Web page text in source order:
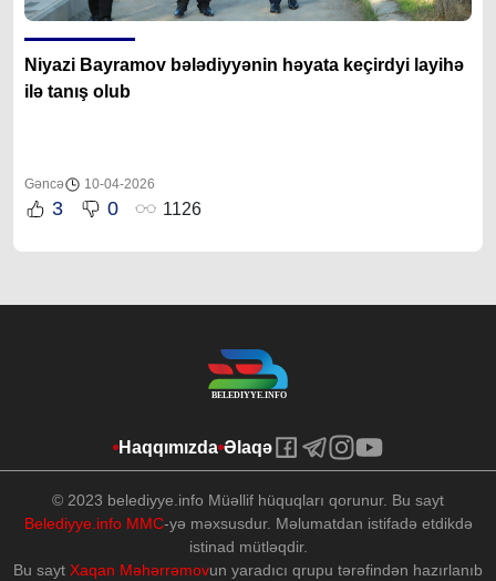
Niyazi Bayramov bələdiyyənin həyata keçirdyi layihə
ilə tanış olub
Gəncə 10-04-2026
3 0 1126
Haqqımızda Əlaqə
© 2023 belediyye.info Müəllif hüquqları qorunur. Bu sayt
Belediyye.info MMC-yə məxsusdur. Məlumatdan istifadə etdikdə
istinad mütləqdir.
Bu sayt Xaqan Məhərrəmovun yaradıcı qrupu tərəfindən hazırlanıb